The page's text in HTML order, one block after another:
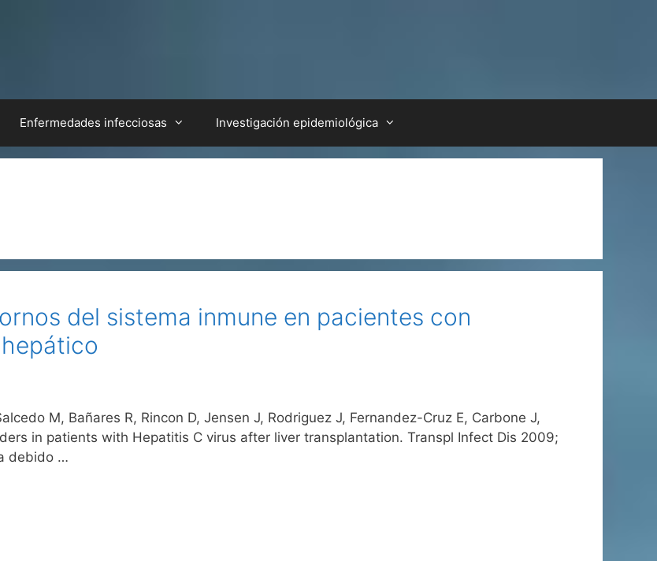
Enfermedades infecciosas Investigación epidemiológica
del sistema inmune en pacientes con
M, Bañares R, Rincon D, Jensen J, Rodriguez J, Fernandez-Cruz E, Carbone J,
in patients with Hepatitis C virus after liver transplantation. Transpl Infect Dis 2009;
debido …